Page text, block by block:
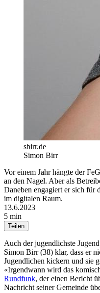
sbirr.de
Simon Birr
Vor einem Jahr hängte der
an den Nagel. Aber als
Daneben engagiert er sich für
im digitalen Raum.
13.6.2023
5 min
Teilen
Auch der jugendlichste
Simon Birr (38) klar, dass er
Jugendlichen kickern und sie
«Irgendwann wird das
Rundfunk, der einen Bericht
Nachricht seiner Gemeinde